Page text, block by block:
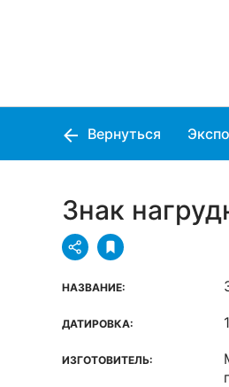
Вернуться
Знак
НАЗВАНИЕ:
ДАТИРОВКА:
ИЗГОТОВИТЕЛЬ: